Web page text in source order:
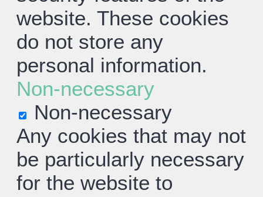
website. These cookies
do not store any
personal information.
Non-necessary
Non-necessary
Any cookies that may not
be particularly necessary
for the website to